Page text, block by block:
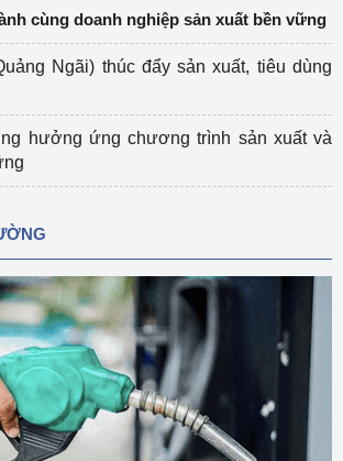
cùng doanh nghiệp sản xuất bền vững
Ngãi) thúc đẩy sản xuất, tiêu dùng
hưởng ứng chương trình sản xuất và